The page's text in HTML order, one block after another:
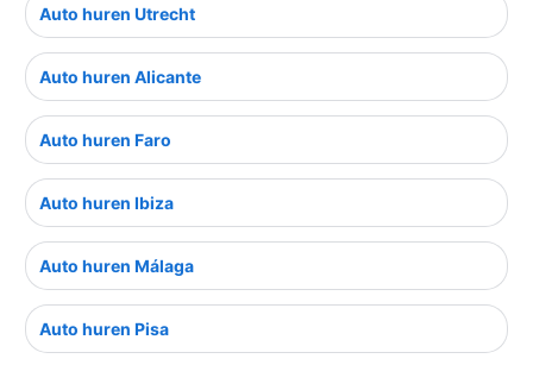
Auto huren Utrecht
Auto huren Alicante
Auto huren Faro
Auto huren Ibiza
Auto huren Málaga
Auto huren Pisa